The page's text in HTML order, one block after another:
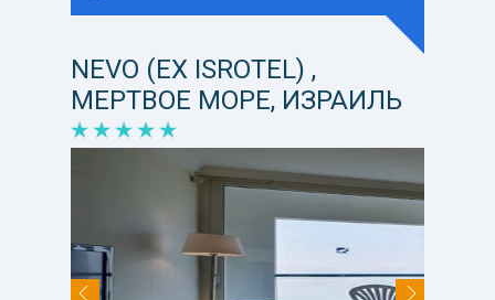
NEVO (EX ISROTEL) ,
МЕРТВОЕ МОРЕ, ИЗРАИЛЬ